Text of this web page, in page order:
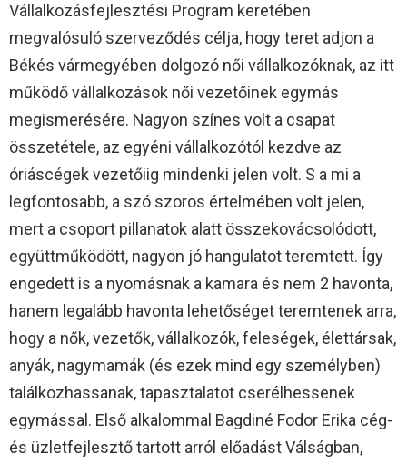
Vállalkozásfejlesztési Program keretében
megvalósuló szerveződés célja, hogy teret adjon a
Békés vármegyében dolgozó női vállalkozóknak, az itt
működő vállalkozások női vezetőinek egymás
megismerésére. Nagyon színes volt a csapat
összetétele, az egyéni vállalkozótól kezdve az
óriáscégek vezetőiig mindenki jelen volt. S a mi a
legfontosabb, a szó szoros értelmében volt jelen,
mert a csoport pillanatok alatt összekovácsolódott,
együttműködött, nagyon jó hangulatot teremtett. Így
engedett is a nyomásnak a kamara és nem 2 havonta,
hanem legalább havonta lehetőséget teremtenek arra,
hogy a nők, vezetők, vállalkozók, feleségek, élettársak,
anyák, nagymamák (és ezek mind egy személyben)
találkozhassanak, tapasztalatot cserélhessenek
egymással. Első alkalommal Bagdiné Fodor Erika cég-
és üzletfejlesztő tartott arról előadást Válságban,